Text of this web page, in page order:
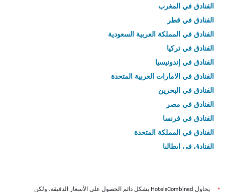
الفنادق في المغرب
الفنادق في قطر
الفنادق في المملكة العربية السعودية
الفنادق في تركيا
الفنادق في إندونيسيا
الفنادق في الامارات العربية المتحدة
الفنادق في البحرين
الفنادق في مصر
الفنادق في فرنسا
الفنادق في المملكة المتحدة
الفنادق في إيطاليا
* يحاول HotelsCombined بشكل دائم الحصول على الأسعار الدقيقة، ولكن